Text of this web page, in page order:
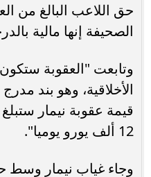
الصحيفة إنها مالية
وتابعت "العقوبة ستكون
الأخلاقية، وهو بند
12 ألف يورو يوميا".
وجاء غياب نيمار وسط